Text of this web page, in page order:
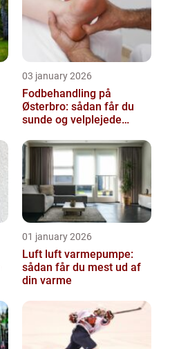
03 january 2026
Fodbehandling på
Østerbro: sådan får du
sunde og velplejede
01 january 2026
Luft luft varmepumpe:
sådan får du mest ud af
din varme